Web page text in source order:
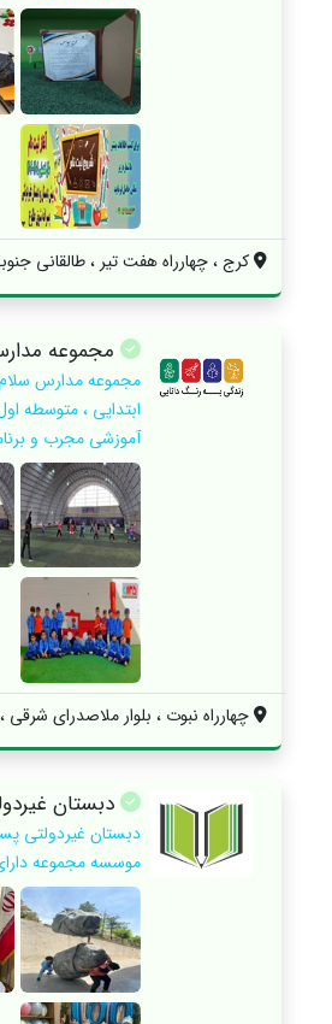
کرج ، چهارراه هفت تیر ، طالقانی
مجموعه
مجموعه مدارس سلام
ابتدایی ، متوسطه
آموزشی مجرب و
چهارراه نبوت ، بلوار ملاصدرای
دبستان
موسسه مجموعه دارای بیش از ۳۰ سال سابقه